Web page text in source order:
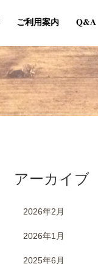
ご利用案内 Q&A
アーカイブ
2026年2月
2026年1月
2025年6月